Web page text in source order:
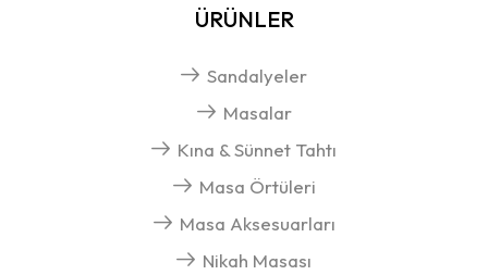
ÜRÜNLER
Sandalyeler
Masalar
Kına & Sünnet Tahtı
Masa Örtüleri
Masa Aksesuarları
Nikah Masası